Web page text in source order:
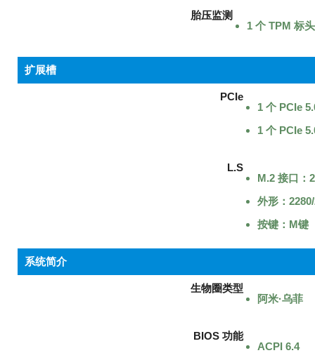
胎压监测
1 个 TPM 标头
扩展槽
PCIe
1 个 PCIe
1 个 PCIe
L.S
M.2 接口：
外形：
按键：M键
系统简介
生物圈类型
阿米·乌菲
BIOS 功能
ACPI 6.4